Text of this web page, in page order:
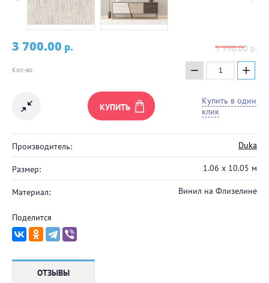
3 990.00 p.
3 700.00 p.
Кол-во: − +
КУПИТЬ
Купить в один
клик
Производитель: Duka
Размер: 1.06 x 10.05 м
Материал: Винил на Флизелине
Поделится
ОТЗЫВЫ